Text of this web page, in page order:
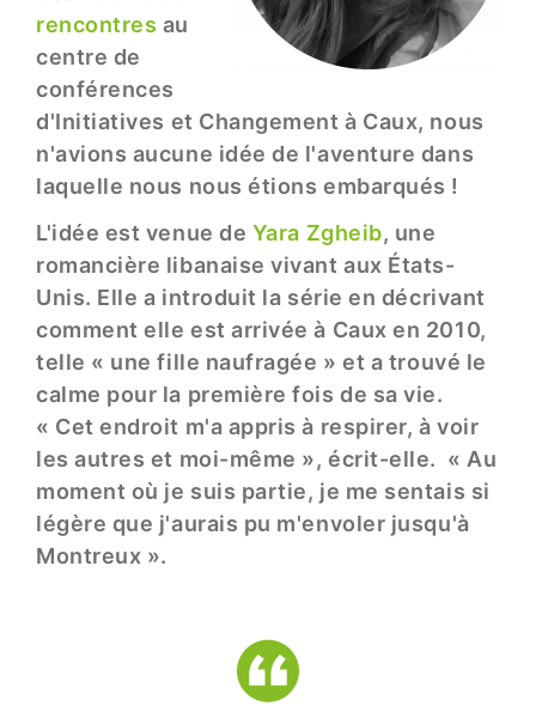
rencontres au
centre de
conférences
d'Initiatives et Changement à Caux, nous
n'avions aucune idée de l'aventure dans
laquelle nous nous étions embarqués !
L'idée est venue de Yara Zgheib, une
romancière libanaise vivant aux États-
Unis. Elle a introduit la série en décrivant
comment elle est arrivée à Caux en 2010,
telle « une fille naufragée » et a trouvé le
calme pour la première fois de sa vie.
« Cet endroit m'a appris à respirer, à voir
les autres et moi-même », écrit-elle. « Au
moment où je suis partie, je me sentais si
légère que j'aurais pu m'envoler jusqu'à
Montreux ».